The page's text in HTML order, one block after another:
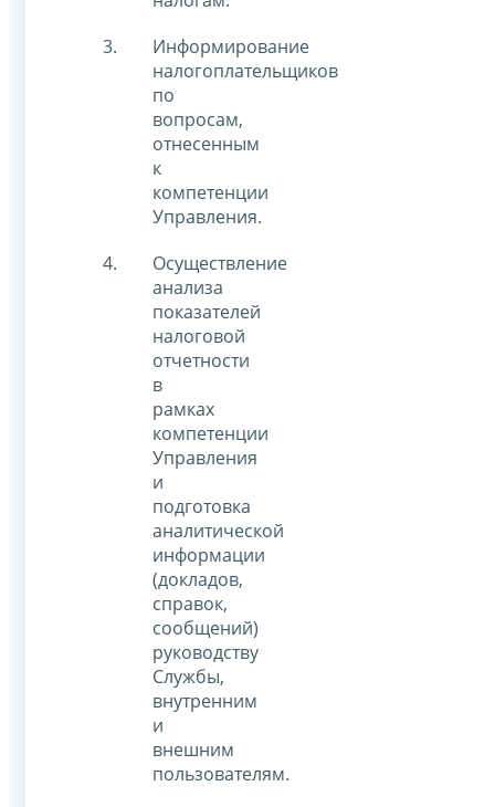
Информирование
налогоплательщиков
по
вопросам,
отнесенным
к
компетенции
Управления.
Осуществление
анализа
показателей
налоговой
отчетности
в
рамках
компетенции
Управления
и
подготовка
аналитической
информации
(докладов,
справок,
сообщений)
руководству
Службы,
внутренним
и
внешним
пользователям.